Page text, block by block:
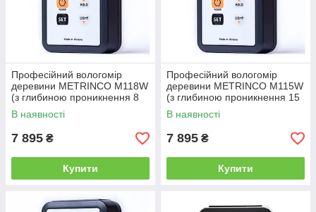
Професійний вологомір
деревини METRINCO M118W
(з глибиною проникнення 8
мм)
В наявності
7 895 ₴
Купити
Професійний вологомір
деревини METRINCO M115W
(з глибиною проникнення 15
мм)
В наявності
7 895 ₴
Купити